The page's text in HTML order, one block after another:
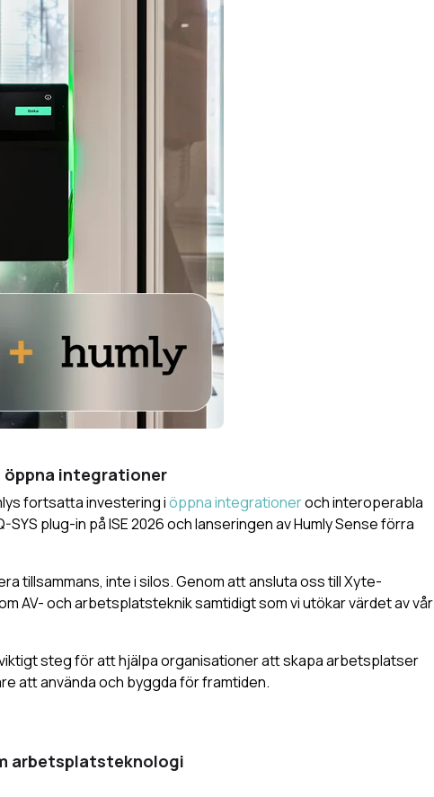
integrationer
fortsatta investering iöppna integrationeroch interoperabla
plug-in på ISE 2026 och lanseringen av Humly Sense förra
tillsammans, inte i silos. Genom att ansluta oss till Xyte-
AV- och arbetsplatsteknik samtidigt som vi utökar värdet av vår
steg för att hjälpa organisationer att skapa arbetsplatser
att använda och byggda för framtiden.
arbetsplatsteknologi